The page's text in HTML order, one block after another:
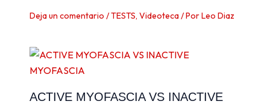
Deja un comentario /TESTS, Videoteca/ PorLeo Diaz
ACTIVE MYOFASCIA VS INACTIVE